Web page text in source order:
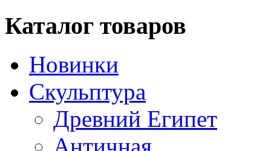
Каталог товаров
Новинки
Скульптура
Древний Египет